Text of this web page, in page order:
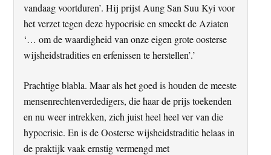
vandaag voortduren’. Hij prijst Aung San Suu Kyi voor
het verzet tegen deze hypocrisie en smeekt de Aziaten
‘… om de waardigheid van onze eigen grote oosterse
wijsheidstradities en erfenissen te herstellen’.’
Prachtige blabla. Maar als het goed is houden de meeste
mensenrechtenverdedigers, die haar de prijs toekenden
en nu weer intrekken, zich juist heel heel ver van die
hypocrisie. En is de Oosterse wijsheidstraditie helaas in
de praktijk vaak ernstig vermengd met